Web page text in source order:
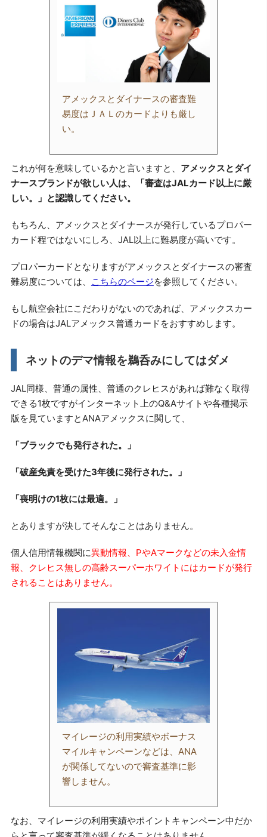
アメックスとダイナースの審査難
易度はＪＡＬのカードよりも厳し
い。
これが何を意味しているかと言いますと、 アメックスとダイ
ナースブランドが欲しい人は、「審査はJALカード以上に厳
しい。」と認識してください。
もちろん、アメックスとダイナースが発行しているプロパー
カード程ではないにしろ、JAL以上に難易度が高いです。
プロパーカードとなりますがアメックスとダイナースの審査
難易度については、
こちらのページを参照してください。
もし航空会社にこだわりがないのであれば、アメックスカー
ドの場合はJALアメックス普通カードをおすすめします。
ネットのデマ情報を鵜呑みにしてはダメ
JAL同様、普通の属性、普通のクレヒスがあれば難なく取得
できる1枚ですがインターネット上のQ&Aサイトや各種掲示
版を見ていますとANAアメックスに関して、
「ブラックでも発行された。」
「破産免責を受けた3年後に発行された。」
「喪明けの1枚には最適。」
とありますが決してそんなことはありません。
個人信用情報機関に異動情報、PやAマークなどの未入金情
報、クレヒス無しの高齢スーパーホワイトにはカードが発行
されることはありません。
マイレージの利用実績やボーナス
マイルキャンペーンなどは、ANA
が関係してないので審査基準に影
響しません。
なお、マイレージの利用実績やポイントキャンペーン中だか